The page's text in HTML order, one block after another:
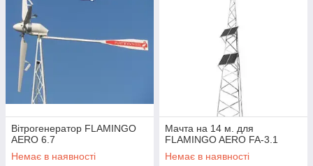
Існує 2 типи вітрогенераторів, котрі відрізняються між собою
будовою ротора (рухомої частини конструкції):
1. З горизонтальною віссю
При встановленні вітрогенератора варто розуміти і те, не
тільки швидкість потоку вітру є єдиним показником
потужності. Чим більшими є розміри турбіни вітрогенератора,
Вітрогенератор FLAMINGO
AERO 6.7
Немає в наявності
Мачта на 14 м. для
FLAMINGO AERO FA-3.1
Немає в наявності